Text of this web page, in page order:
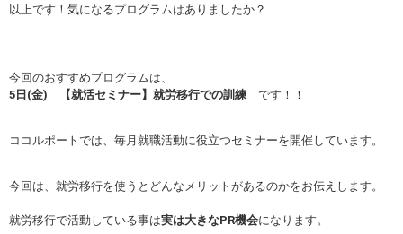
以上です！気になるプログラムはありましたか？
今回のおすすめプログラムは、
5日(金) 【就活セミナー】就労移行での訓練 です！！
ココルポートでは、毎月就職活動に役立つセミナーを開催しています。
今回は、就労移行を使うとどんなメリットがあるのかをお伝えします。
就労移行で活動している事は実は大きなPR機会になります。